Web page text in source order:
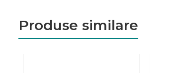
Produse similare